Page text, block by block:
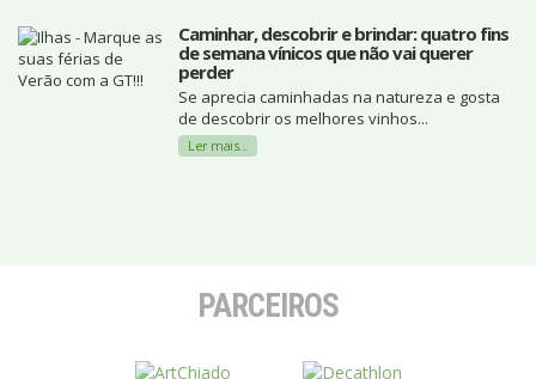
Caminhar, descobrir e brindar: quatro fins
de semana vínicos que não vai querer
perder
Se aprecia caminhadas na natureza e gosta
de descobrir os melhores vinhos...
Ler mais...
PARCEIROS